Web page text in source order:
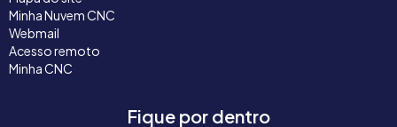
Minha Nuvem CNC
Webmail
Acesso remoto
Minha CNC
Fique por dentro